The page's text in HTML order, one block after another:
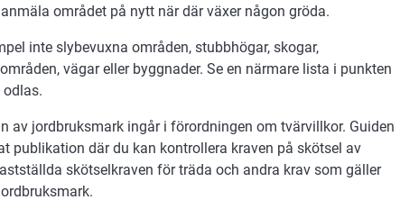
området på nytt när där växer någon gröda.
inte slybevuxna områden, stubbhögar, skogar,
vägar eller byggnader. Se en närmare lista i punkten
odlas.
av jordbruksmark ingår i förordningen om tvärvillkor. Guiden
publikation där du kan kontrollera kraven på skötsel av
skötselkraven för träda och andra krav som gäller